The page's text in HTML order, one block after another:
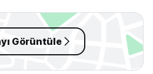
Görüntüle